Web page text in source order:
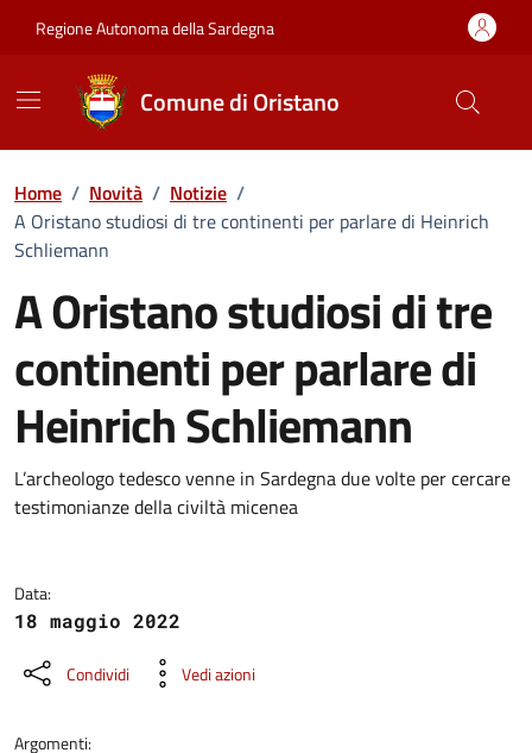
Regione Autonoma della Sardegna
Comune di Oristano
Home / Novità / Notizie /
A Oristano studiosi di tre continenti per parlare di Heinrich
Schliemann
A Oristano studiosi di tre
continenti per parlare di
Heinrich Schliemann
Dettagli della notizia
L’archeologo tedesco venne in Sardegna due volte per cercare
testimonianze della civiltà micenea
Data:
18 maggio 2022
Condividi Vedi azioni
Argomenti: